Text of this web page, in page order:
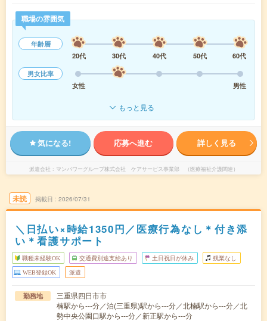
職場の雰囲気
年齢層
20代
30代 40代 50代
60代
男女比率
女性
男性
もっと見る
気になる! 応募へ進む 詳しく見る
派遣会社 マンパワーグループ株式会社 ケアサービス事業部 （医療福祉介護関連）
未読 掲載日 2026/07/31
＼日払い×時給1350円／医療行為なし＊付き添
い＊看護サポート
職種未経験OK 交通費別途支給あり 土日祝日が休み 残業なし
WEB登録OK 派遣
勤務地
三重県四日市市
楠駅から---分／泊(三重県)駅から---分／北楠駅から---分／北
勢中央公園口駅から---分／新正駅から---分